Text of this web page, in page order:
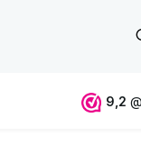
verzending vanaf
9,2 @